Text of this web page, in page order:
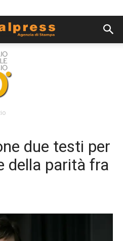
due testi per
della parità fra